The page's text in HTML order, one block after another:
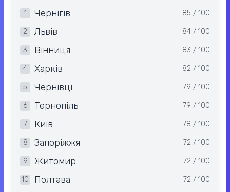
1 Чернігів 85 / 100
2 Львів 84 / 100
3 Вінниця 83 / 100
4 Харків 82 / 100
5 Чернівці 79 / 100
6 Тернопіль 79 / 100
7 Київ 78 / 100
8 Запоріжжя 72 / 100
9 Житомир 72 / 100
10 Полтава 72 / 100